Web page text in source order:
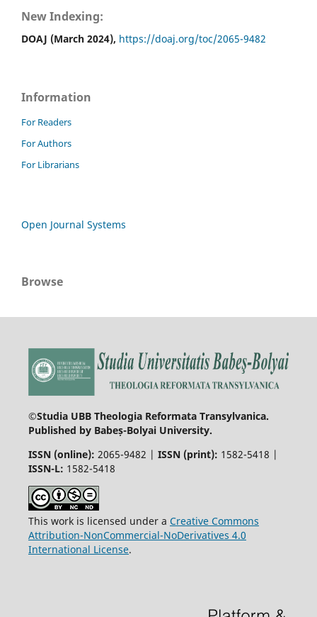
New Indexing:
DOAJ (March 2024), https://doaj.org/toc/2065-9482
Information
For Readers
For Authors
For Librarians
Open Journal Systems
Browse
©Studia UBB Theologia Reformata Transylvanica.
Published by Babeș-Bolyai University.
ISSN (online): 2065-9482 | ISSN (print): 1582-5418 |
ISSN-L: 1582-5418
This work is licensed under a Creative Commons
Attribution-NonCommercial-NoDerivatives 4.0
International License.